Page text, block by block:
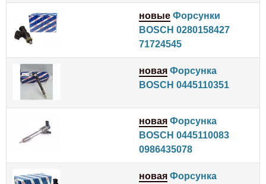
новые Форсунки
BOSCH 0280158427
71724545
новая Форсунка
BOSCH 0445110351
новая Форсунка
BOSCH 0445110083
0986435078
новая Форсунка